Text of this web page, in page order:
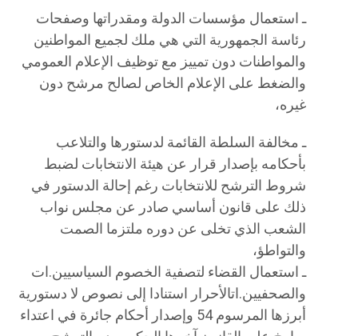
ـ استعمال مؤسسات الدولة ومقدراتها وصفحات
رئاسة الجمهورية التي هي ملك لجميع المواطنين
والمواطنات دون تمييز مع توظيف الإعلام العمومي
والضغط على الإعلام الخاص لصالح مرشح دون
غيره،
ـ مخالفة السلطة القائمة لدستورها والتلاعب
بأحكامه بإصدار قرار عن هيئة الانتخابات لضبط
شروط الترشح للانتخابات رغم إحالة الدستور في
ذلك على قانون أساسي صادر عن مجلس نواب
الشعب الذي تخلى عن دوره ملتزما الصمت
والتواطؤ،
ـ استعمال القضاء لتصفية الخصوم السياسيين.ات
والصحفيين.اتالأحرار استنادا إلى نصوص لا دستورية
أبرزها المرسوم 54 وإصدار أحكام جائرة في اعتداء